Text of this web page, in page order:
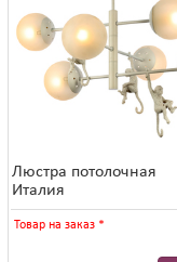
Люстра потолочная
Италия
Товар на заказ *